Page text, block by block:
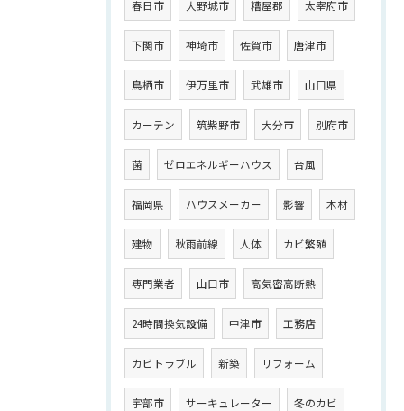
春日市 大野城市 糟屋郡 太宰府市
下関市 神埼市 佐賀市 唐津市
鳥栖市 伊万里市 武雄市 山口県
カーテン 筑紫野市 大分市 別府市
菌 ゼロエネルギーハウス 台風
福岡県 ハウスメーカー 影響 木材
建物 秋雨前線 人体 カビ繁殖
専門業者 山口市 高気密高断熱
24時間換気設備 中津市 工務店
カビトラブル 新築 リフォーム
宇部市 サーキュレーター 冬のカビ